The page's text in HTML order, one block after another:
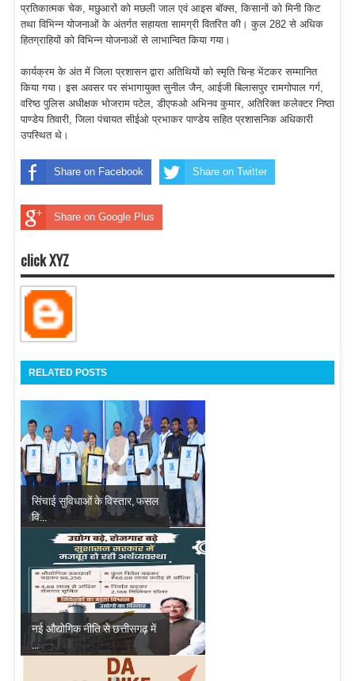
प्रतिकात्मक चेक, मछुआरों को मछली जाल एवं आइस बॉक्स, किसानों को मिनी किट
तथा विभिन्न योजनाओं के अंतर्गत सहायता सामग्री वितरित की। कुल 282 से अधिक
हितग्राहियों को विभिन्न योजनाओं से लाभान्वित किया गया।
कार्यक्रम के अंत में जिला प्रशासन द्वारा अतिथियों को स्मृति चिन्ह भेंटकर सम्मानित
किया गया। इस अवसर पर संभागायुक्त सुनील जैन, आईजी बिलासपुर रामगोपाल गर्ग,
वरिष्ठ पुलिस अधीक्षक भोजराम पटेल, डीएफओ अभिनव कुमार, अतिरिक्त कलेक्टर निष्ठा
पाण्डेय तिवारी, जिला पंचायत सीईओ प्रभाकर पाण्डेय सहित प्रशासनिक अधिकारी
उपस्थित थे।
Share on Facebook Share on Twitter
Share on Google Plus
click XYZ
RELATED POSTS
सिंचाई सुविधाओं के विस्तार, फसल
वि...
नई औद्योगिक नीति से छत्तीसगढ़ में
...